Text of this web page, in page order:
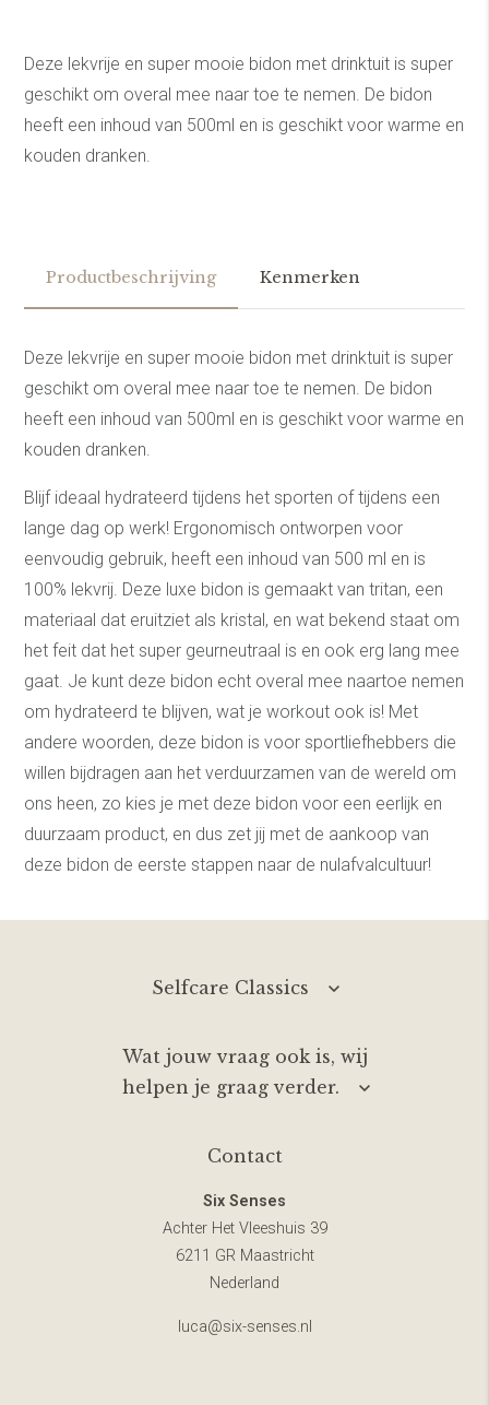
Deze lekvrije en super mooie bidon met drinktuit is super
geschikt om overal mee naar toe te nemen. De bidon
heeft een inhoud van 500ml en is geschikt voor warme en
kouden dranken.
Productbeschrijving Kenmerken
Deze lekvrije en super mooie bidon met drinktuit is super
geschikt om overal mee naar toe te nemen. De bidon
heeft een inhoud van 500ml en is geschikt voor warme en
kouden dranken.
Blijf ideaal hydrateerd tijdens het sporten of tijdens een
lange dag op werk! Ergonomisch ontworpen voor
eenvoudig gebruik, heeft een inhoud van 500 ml en is
100% lekvrij. Deze luxe bidon is gemaakt van tritan, een
materiaal dat eruitziet als kristal, en wat bekend staat om
het feit dat het super geurneutraal is en ook erg lang mee
gaat. Je kunt deze bidon echt overal mee naartoe nemen
om hydrateerd te blijven, wat je workout ook is! Met
andere woorden, deze bidon is voor sportliefhebbers die
willen bijdragen aan het verduurzamen van de wereld om
ons heen, zo kies je met deze bidon voor een eerlijk en
duurzaam product, en dus zet jij met de aankoop van
deze bidon de eerste stappen naar de nulafvalcultuur!
Selfcare Classics
Wat jouw vraag ook is, wij
helpen je graag verder.
Contact
Six Senses
Achter Het Vleeshuis 39
6211 GR Maastricht
Nederland
luca@six-senses.nl